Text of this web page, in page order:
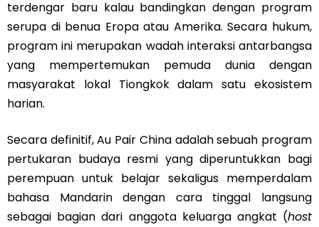
terdengar baru kalau bandingkan dengan program
serupa di benua Eropa atau Amerika. Secara hukum,
program ini merupakan wadah interaksi antarbangsa
yang mempertemukan pemuda dunia dengan
masyarakat lokal Tiongkok dalam satu ekosistem
harian.
Secara definitif, Au Pair China adalah sebuah program
pertukaran budaya resmi yang diperuntukkan bagi
perempuan untuk belajar sekaligus memperdalam
bahasa Mandarin dengan cara tinggal langsung
sebagai bagian dari anggota keluarga angkat (host